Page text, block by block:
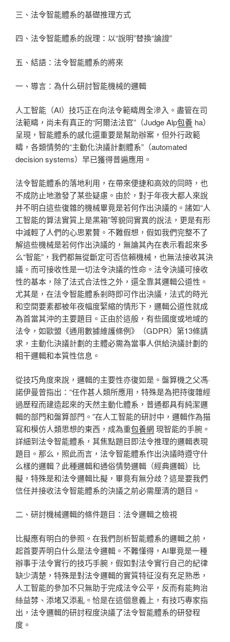
三、法令智能體系的基礎推理方式
四、法令智能體系的說理：以“說明”替換“論證”
五、結語：法令智能體系的將來
一、導言：為什么研討智能機械的邏輯
人工智能（AI）技巧正在向法令範疇周全滲入。盡管在司
法範疇，尚未有真正的“阿爾法法官”（Judge Alp包養 ha）
呈現，智能體系的感化還重要是幫助辦案，但外行政範
疇，各類情勢的“主動化決議計劃體系”（automated
decision systems）早已獲得普遍應用。
法令智能體系的落地利用，在帶來便捷和高效的同時，也
不成防止地激發了某些疑慮。由於，對于年夜大都人來說
并不明白這些復雜的機械畢竟是若何作出決議的。諸如“人
工智能的算法實質上是黑箱”等貌同實異的說法，更是有形
中減輕了人們的心思累贅。不難假想，假如我們完整不了
解這些機械是若何作出決議的，無論其內在表示看起來多
么“智能”，我們都無從斷定可否信賴機械，也無法接收其決
議。而可接收性是一切法令決議的性命。法令決議可接收
性的基本，除了法式合法性之外，還全靠其邏輯公道性。
尤其是，在法令智能體系剎時即可作出決議，法式的時光
和空間要素都被年夜幅度緊縮的情形下，邏輯公道性就成
為首當其沖的主要題目。正由於這般，有些國度或地域的
法令，如歐盟《通用數據維護條例》（GDPR）第13條請
求，主動化決議計劃的主體必需為當事人供給決議計劃的
相干邏輯和本質性信息。
從技巧角度來說，邏輯的主要性亦復如是。盤算機之父馮·
諾伊曼曾指出：“任作甚人類所應用，特殊是為把持復雜經
過歷程而建造起來的天然主動化體系，普通都具有純潔邏
輯的部門和盤算部門。”在人工智能的研討中，邏輯作為描
寫和模仿人類思想的東西，成為重包養網 現智能的手腕。
詳細到法令智能體系，其焦點題目即法令推理的邏輯表現
題目。那么，照此而言，法令智能體系作出決議時遵守什
么樣的邏輯？此種邏輯和通俗情勢邏輯（經典邏輯）比
擬，特殊是和法令邏輯比擬，畢竟有無分歧？這是要我們
信任并接收法令智能體系的決議之前必需厘清的題目。
二、研討機械邏輯的條件題目：法令邏輯之檢視
比擬應有明白的參照。在我們剖析智能體系的邏輯之前，
起首要弄明白什么是法令邏輯。不難懂得，AI畢竟是一種
辦事于法令實行的技巧手腕，假如對法令實行自己的紀律
缺少清楚，特殊是對法令邏輯的實質特征沒有充足熟悉，
人工智能的參加不只無助于完成法令公平，反而有能夠治
絲益棼、添堵又添亂。恰是在這個意義上，有技巧專家指
出，法令邏輯的研討程度決議了法令智能體系的研發程
度。